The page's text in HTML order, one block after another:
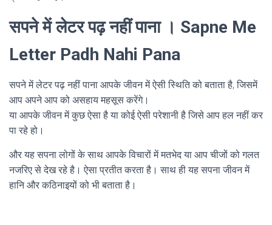
सपने में लेटर पढ़ नहीं पाना । Sapne Me
Letter Padh Nahi Pana
सपने में लेटर पढ़ नहीं पाना आपके जीवन में ऐसी स्थिति को बताता है, जिसमें
आप अपने आप को असहाय महसूस करेंगे।
या आपके जीवन में कुछ ऐसा है या कोई ऐसी परेशानी है जिसे आप हल नहीं कर
पा रहे हो।
और यह सपना लोगों के साथ आपके विचारों में मतभेद या आप चीजों को गलत
नजरिए से देख रहे है। ऐसा प्रतीत करता है। साथ ही यह सपना जीवन में
हानि और कठिनाइयों को भी बताता है।